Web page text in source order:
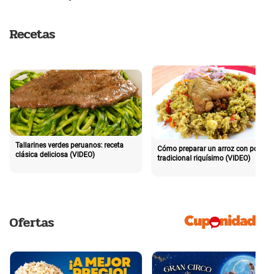
Recetas
Tallarines verdes peruanos: receta
clásica deliciosa (VIDEO)
Cómo preparar un arroz con pollo
tradicional riquísimo (VIDEO)
Ofertas